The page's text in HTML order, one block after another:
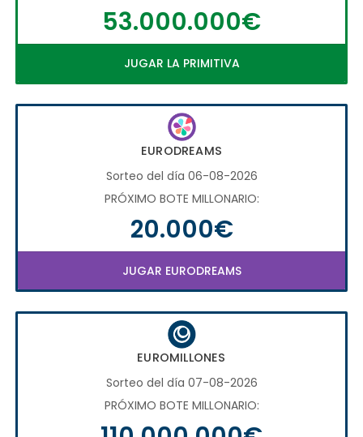
53.000.000€
JUGAR LA PRIMITIVA
EURODREAMS
Sorteo del día 06-08-2026
PRÓXIMO BOTE MILLONARIO:
20.000€
JUGAR EURODREAMS
EUROMILLONES
Sorteo del día 07-08-2026
PRÓXIMO BOTE MILLONARIO: